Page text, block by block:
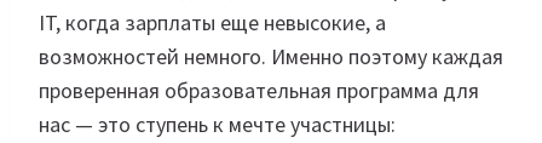
IT, когда зарплаты еще невысокие, а
возможностей немного. Именно поэтому каждая
проверенная образовательная программа для
нас — это ступень к мечте участницы: